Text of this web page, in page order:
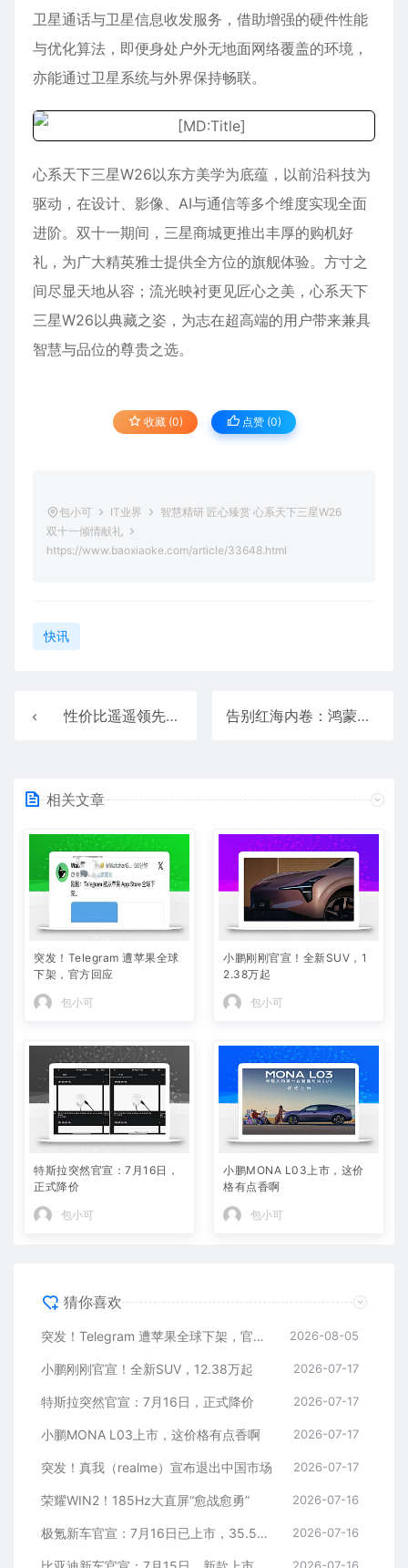
卫星通话与卫星信息收发服务，借助增强的硬件性能
与优化算法，即便身处户外无地面网络覆盖的环境，
亦能通过卫星系统与外界保持畅联。
心系天下三星W26以东方美学为底蕴，以前沿科技为
驱动，在设计、影像、AI与通信等多个维度实现全面
进阶。双十一期间，三星商城更推出丰厚的购机好
礼，为广大精英雅士提供全方位的旗舰体验。方寸之
间尽显天地从容；流光映衬更见匠心之美，心系天下
三星W26以典藏之姿，为志在超高端的用户带来兼具
智慧与品位的尊贵之选。
收藏 (0) 点赞 (0)
包小可 IT业界
智慧精研 匠心臻赏 心系天下三星W26
双十一倾情献礼
https://www.baoxiaoke.com/article/33648.html
快讯
性价比遥遥领先！华住海友以“全自助”逻辑 让经济型酒店真“经济” 告别红海内卷：鸿蒙十大蓝海赛道开启开发者黄金窗口
相关文章
突发！Telegram 遭苹果全球
下架，官方回应
包小可
小鹏刚刚官宣！全新SUV，1
2.38万起
包小可
特斯拉突然官宣：7月16日，
正式降价
包小可
小鹏MONA L03上市，这价
格有点香啊
包小可
猜你喜欢
突发！Telegram 遭苹果全球下架，官方回应 2026-08-05
小鹏刚刚官宣！全新SUV，12.38万起 2026-07-17
特斯拉突然官宣：7月16日，正式降价 2026-07-17
小鹏MONA L03上市，这价格有点香啊 2026-07-17
突发！真我（realme）宣布退出中国市场 2026-07-17
荣耀WIN2！185Hz大直屏“愈战愈勇” 2026-07-16
极氪新车官宣：7月16日已上市，35.5万元起 2026-07-16
2026-07-16